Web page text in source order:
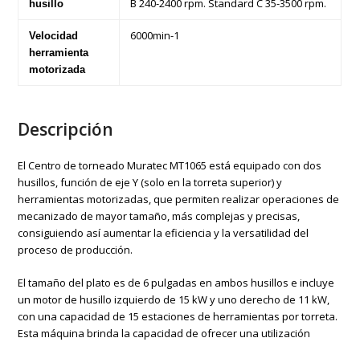
husillo
B 240-2400 rpm. Standard C 35-3500 rpm.
Velocidad
herramienta
motorizada
6000min-1
Descripción
El Centro de torneado Muratec MT1065 está equipado con dos
husillos, función de eje Y (solo en la torreta superior) y
herramientas motorizadas, que permiten realizar operaciones de
mecanizado de mayor tamaño, más complejas y precisas,
consiguiendo así aumentar la eficiencia y la versatilidad del
proceso de producción.
El tamaño del plato es de 6 pulgadas en ambos husillos e incluye
un motor de husillo izquierdo de 15 kW y uno derecho de 11 kW,
con una capacidad de 15 estaciones de herramientas por torreta.
Esta máquina brinda la capacidad de ofrecer una utilización